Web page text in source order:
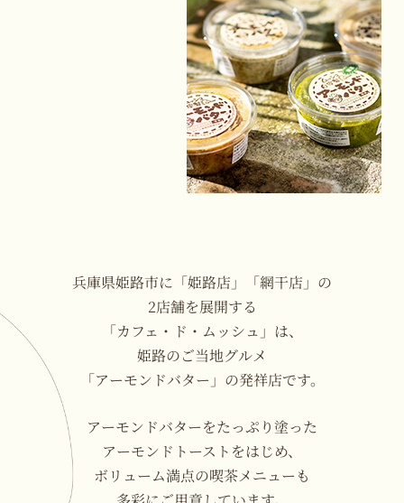
兵庫県姫路市に「姫路店」「網干店」の
2店舗を展開する
「カフェ・ド・ムッシュ」は、
姫路のご当地グルメ
「アーモンドバター」の発祥店です。
アーモンドバターをたっぷり塗った
アーモンドトーストをはじめ、
ボリューム満点の喫茶メニューも